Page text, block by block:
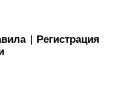
Регистрация